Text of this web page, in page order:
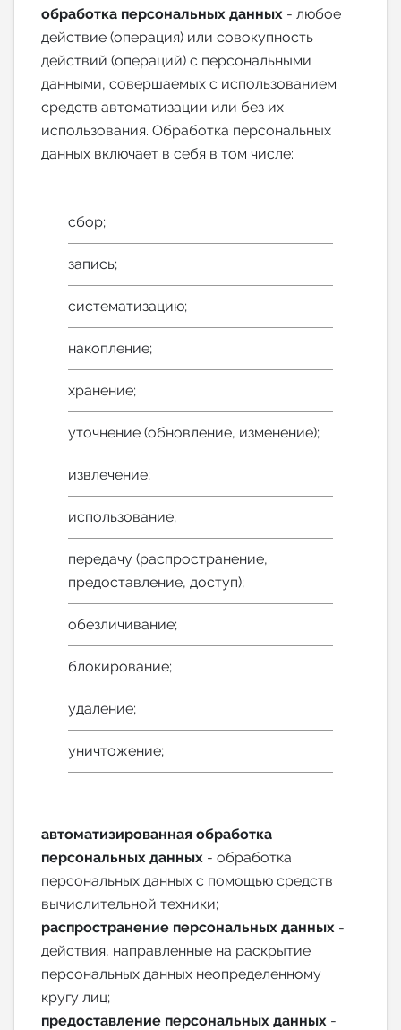
обработка персональных данных - любое
действие (операция) или совокупность
действий (операций) с персональными
данными, совершаемых с использованием
средств автоматизации или без их
использования. Обработка персональных
данных включает в себя в том числе:
сбор;
запись;
систематизацию;
накопление;
хранение;
уточнение (обновление, изменение);
извлечение;
использование;
передачу (распространение,
предоставление, доступ);
обезличивание;
блокирование;
удаление;
уничтожение;
автоматизированная обработка
персональных данных - обработка
персональных данных с помощью средств
вычислительной техники;
распространение персональных данных -
действия, направленные на раскрытие
персональных данных неопределенному
кругу лиц;
предоставление персональных данных -